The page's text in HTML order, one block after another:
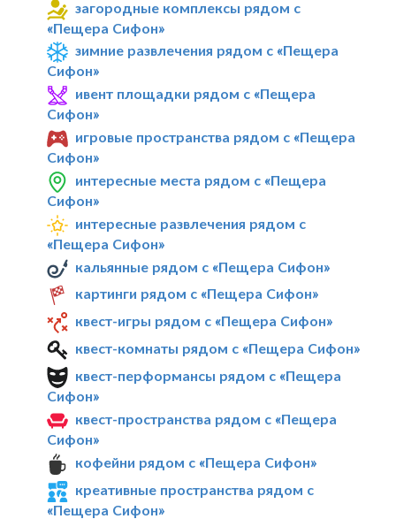
загородные комплексы рядом с
«Пещера Сифон»
зимние развлечения рядом с «Пещера
Сифон»
ивент площадки рядом с «Пещера
Сифон»
игровые пространства рядом с «Пещера
Сифон»
интересные места рядом с «Пещера
Сифон»
интересные развлечения рядом с
«Пещера Сифон»
кальянные рядом с «Пещера Сифон»
картинги рядом с «Пещера Сифон»
квест-игры рядом с «Пещера Сифон»
квест-комнаты рядом с «Пещера Сифон»
квест-перформансы рядом с «Пещера
Сифон»
квест-пространства рядом с «Пещера
Сифон»
кофейни рядом с «Пещера Сифон»
креативные пространства рядом с
«Пещера Сифон»